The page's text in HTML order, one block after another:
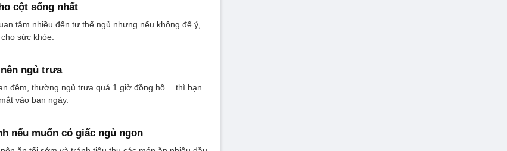
cột sống nhất
tâm nhiều đến tư thế ngủ nhưng nếu không để ý,
sức khỏe.
ngủ trưa
đêm, thường ngủ trưa quá 1 giờ đồng hồ… thì bạn
vào ban ngày.
nếu muốn có giấc ngủ ngon